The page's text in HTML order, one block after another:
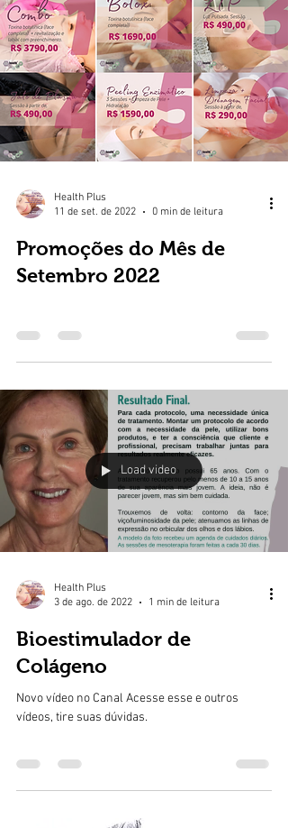
Health Plus
11 de set. de 2022
0 min de leitura
Promoções do Mês de
Setembro 2022
Load video
Health Plus
3 de ago. de 2022
1 min de leitura
Bioestimulador de
Colágeno
Novo vídeo no Canal Acesse esse e outros
vídeos, tire suas dúvidas.